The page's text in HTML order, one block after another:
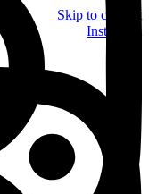
Skip to content
Instagram